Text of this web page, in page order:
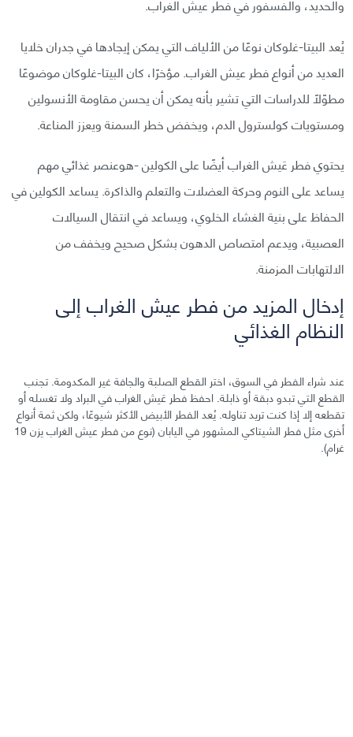
يُعد البيتا-غلوكان نوعًا من الألياف التي يمكن إيجادها في جدران خلايا
العديد من أنواع فطر عيش الغراب. مؤخرًا، كان البيتا-غلوكان موضوعًا
مطوّلًا للدراسات التي تشير بأنه يمكن أن يحسن مقاومة الأنسولين
ومستويات كولسترول الدم، ويخفض خطر السمنة ويعزز المناعة.
يحتوي فطر عَيش الغراب أيضًا على الكولين -هوعنصر غذائي مهم
يساعد على النوم وحركة العضلات والتعلم والذاكرة. يساعد الكولين في
الحفاظ على بنية الغشاء الخلوي، ويساعد في انتقال السيالات
العصبية، ويدعم امتصاص الدهون بشكل صحيح ويخفف من
الالتهابات المزمنة.
إدخال المزيد من فطر عيش الغراب إلى
النظام الغذائي
عند شراء الفطر في السوق، اختر القطع الصلبة والجافة غير المكدومة. تجنب
القطع التي تبدو دبقة أو ذابلة. احفظ فطر عَيش الغراب في البراد ولا تغسله أو
تقطعه إلا إذا كنت تريد تناوله. يُعد الفطر الأبيض الأكثر شيوعًا، ولكن ثمة أنواع
أخرى مثل فطر الشيتاكي المشهور في اليابان (نوع من فطر عيش الغراب يزن 19
غرام).